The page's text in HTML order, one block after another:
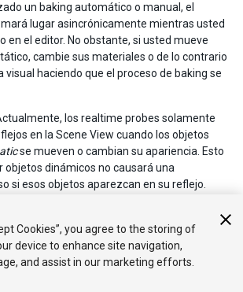
un baking automático o manual, el
lugar asincrónicamente mientras usted
en el editor. No obstante, si usted mueve
cambie sus materiales o de lo contrario
visual haciendo que el proceso de baking se
los realtime probes solamente
en la Scene View cuando los objetos
se mueven o cambian su apariencia. Esto
objetos dinámicos no causará una
si esos objetos aparezcan en su reflejo.
objeto dinámico cambie.
Cookies”, you agree to the storing of
device to enhance site navigation,
and assist in our marketing efforts.